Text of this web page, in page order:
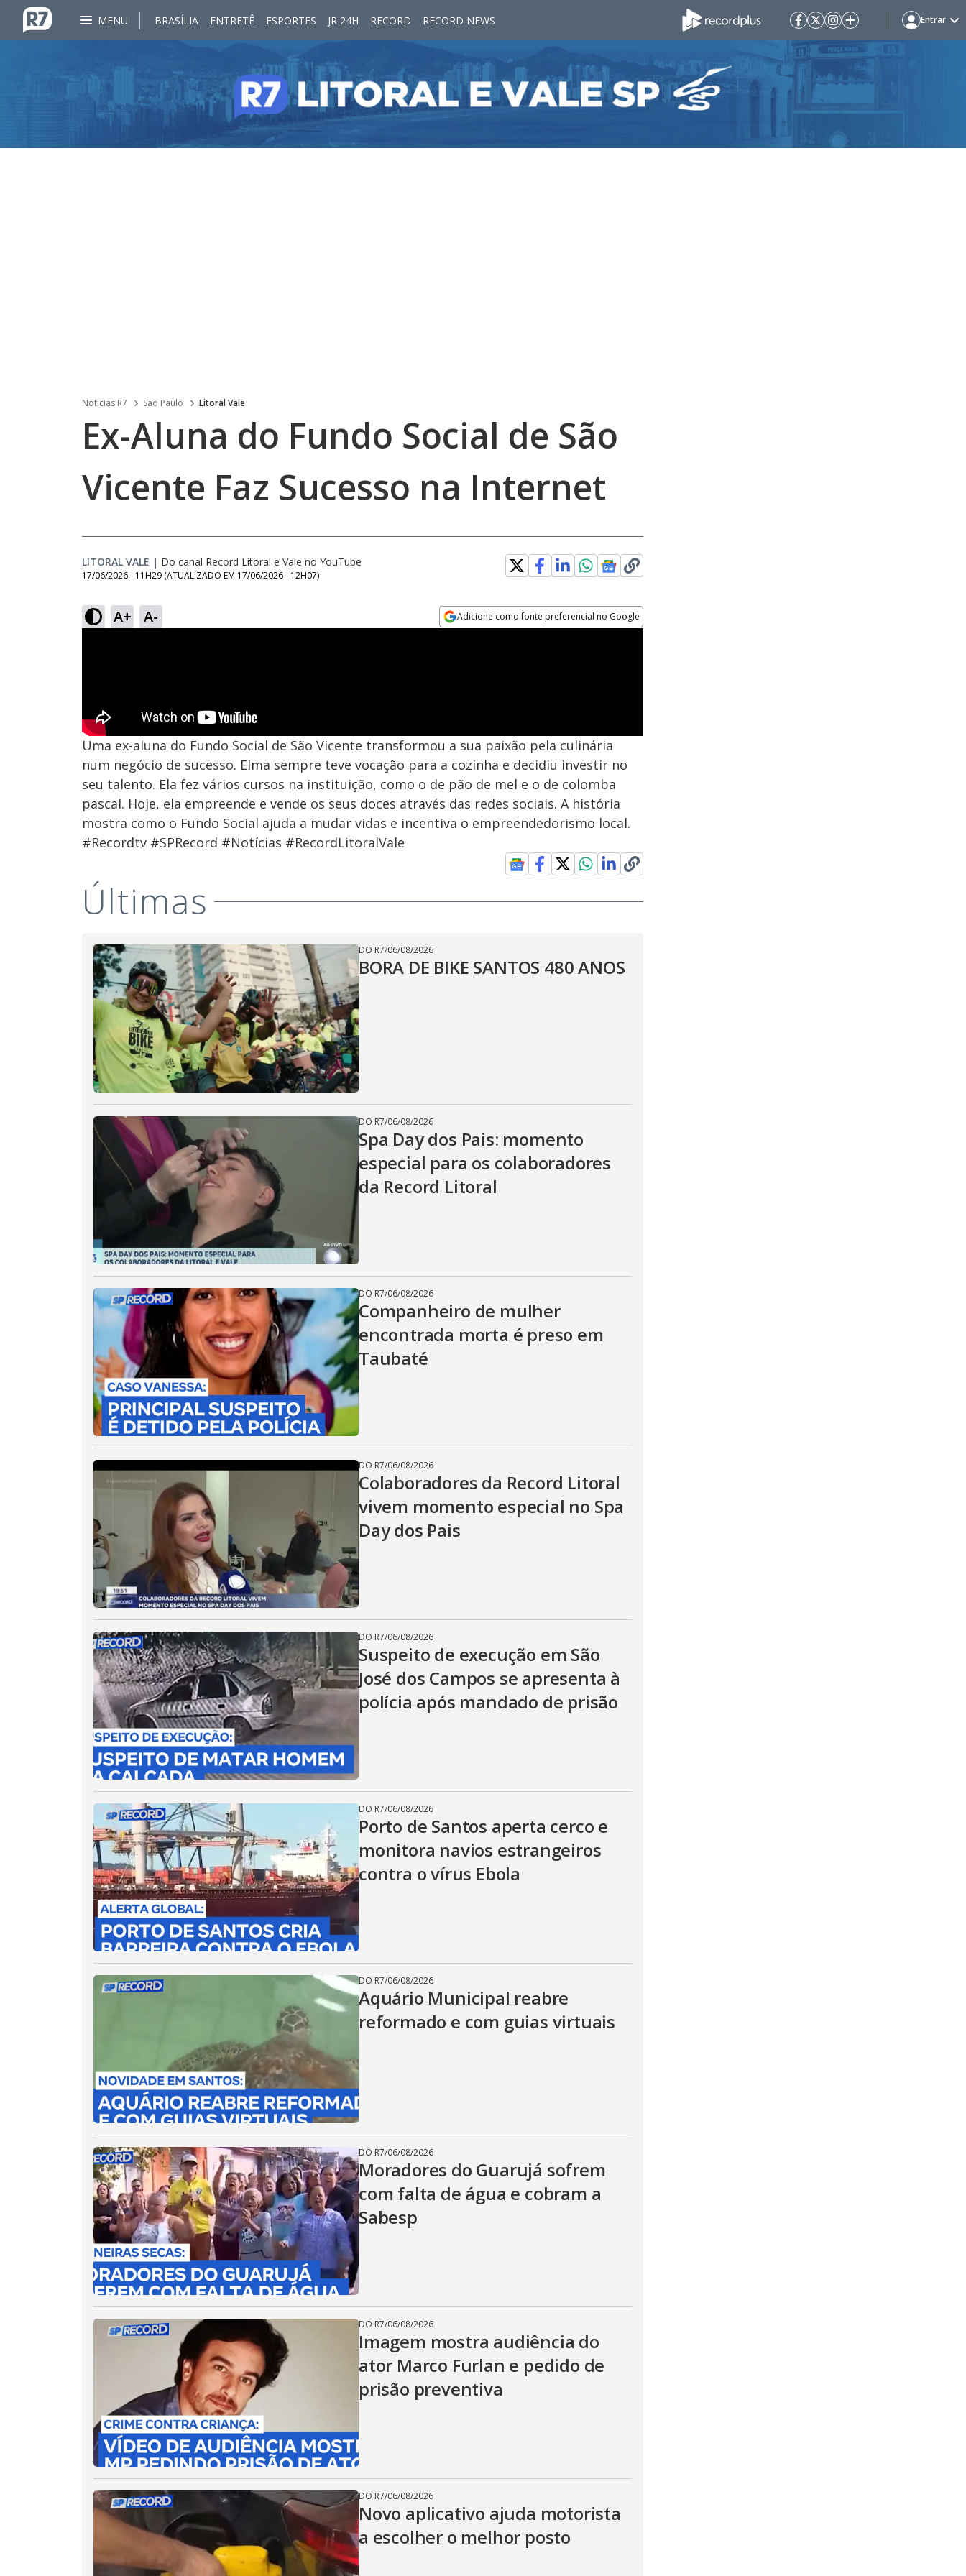
MENU BRASÍLIA ENTRETÊ ESPORTES JR 24H RECORD RECORD NEWS Entrar
Noticias R7 São Paulo Litoral Vale
Ex-Aluna do Fundo Social de São
Vicente Faz Sucesso na Internet
LITORAL VALE | Do canal Record Litoral e Vale no YouTube
17/06/2026 - 11H29 (ATUALIZADO EM 17/06/2026 - 12H07)
A+ A- Adicione como fonte preferencial no Google
Uma ex-aluna do Fundo Social de São Vicente transformou a sua paixão pela culinária
num negócio de sucesso. Elma sempre teve vocação para a cozinha e decidiu investir no
seu talento. Ela fez vários cursos na instituição, como o de pão de mel e o de colomba
pascal. Hoje, ela empreende e vende os seus doces através das redes sociais. A história
mostra como o Fundo Social ajuda a mudar vidas e incentiva o empreendedorismo local.
#Recordtv #SPRecord #Notícias #RecordLitoralVale
Últimas
DO R7/06/08/2026
BORA DE BIKE SANTOS 480 ANOS
DO R7/06/08/2026
Spa Day dos Pais: momento
especial para os colaboradores
da Record Litoral
DO R7/06/08/2026
Companheiro de mulher
encontrada morta é preso em
Taubaté
DO R7/06/08/2026
Colaboradores da Record Litoral
vivem momento especial no Spa
Day dos Pais
DO R7/06/08/2026
Suspeito de execução em São
José dos Campos se apresenta à
polícia após mandado de prisão
DO R7/06/08/2026
Porto de Santos aperta cerco e
monitora navios estrangeiros
contra o vírus Ebola
DO R7/06/08/2026
Aquário Municipal reabre
reformado e com guias virtuais
DO R7/06/08/2026
Moradores do Guarujá sofrem
com falta de água e cobram a
Sabesp
DO R7/06/08/2026
Imagem mostra audiência do
ator Marco Furlan e pedido de
prisão preventiva
DO R7/06/08/2026
Novo aplicativo ajuda motorista
a escolher o melhor posto